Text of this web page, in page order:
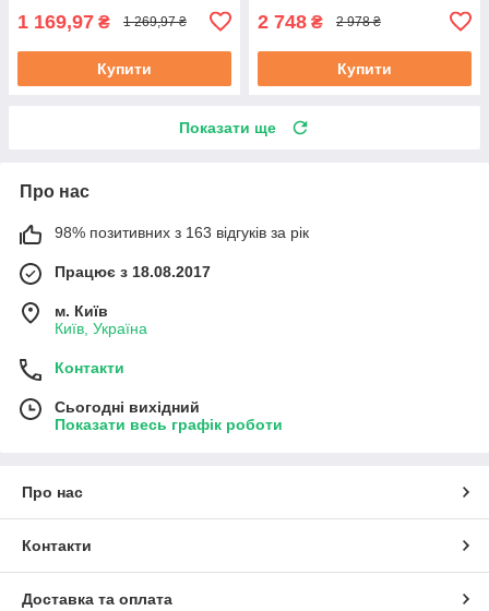
1 169,97 ₴ 1 269,97 ₴
Купити
2 748 ₴ 2 978 ₴
Купити
Показати ще
Про нас
98% позитивних з 163 відгуків за рік
Працює з 18.08.2017
м. Київ
Київ, Україна
Контакти
Сьогодні вихідний
Показати весь графік роботи
Про нас
Контакти
Доставка та оплата